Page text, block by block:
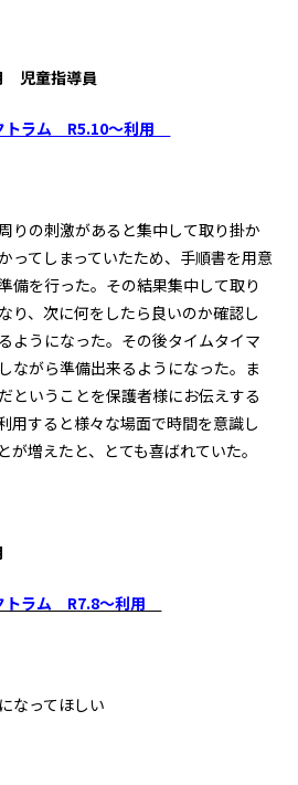
児童指導員
トラム R5.10～利用
りの刺激があると集中して取り掛か
ってしまっていたため、手順書を用意
備を行った。その結果集中して取り
り、次に何をしたら良いのか確認し
ようになった。その後タイムタイマ
ながら準備出来るようになった。ま
ということを保護者様にお伝えする
用すると様々な場面で時間を意識し
が増えたと、とても喜ばれていた。
トラム R7.8～利用
なってほしい